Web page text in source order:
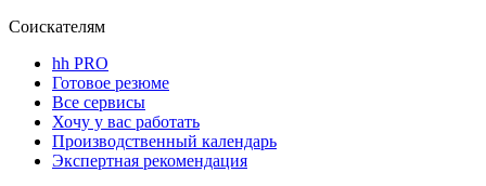
Соискателям
hh PRO
Готовое резюме
Все сервисы
Хочу у вас работать
Производственный календарь
Экспертная рекомендация